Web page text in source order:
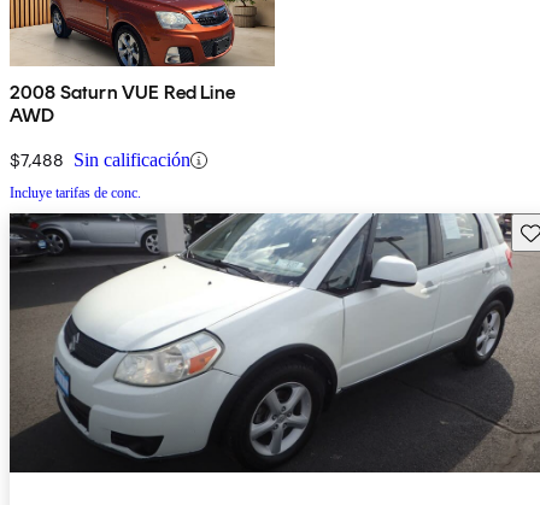
2008 Saturn VUE Red Line
AWD
$7,488 Sin calificación
Incluye tarifas de conc.